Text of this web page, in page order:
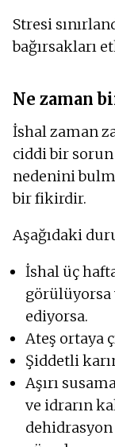
Stresi
bağırsakları
Ne zaman
İshal zaman
ciddi bir
nedenini
bir fikirdir.
Aşağıdaki
İshal üç
görülüyorsa
ediyorsa.
Ateş ortaya
Şiddetli
Aşırı
ve idrarın